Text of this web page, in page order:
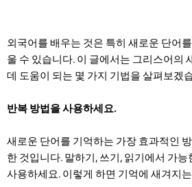
외국어를 배우는 것은 특히 새로운 단어
울 수 있습니다. 이 글에서는 그리스어의
데 도움이 되는 몇 가지 기법을 살펴보겠
반복 방법을 사용하세요.
새로운 단어를 기억하는 가장 효과적인
한 것입니다. 말하기, 쓰기, 읽기에서 가
사용하세요. 이렇게 하면 기억에 새겨지